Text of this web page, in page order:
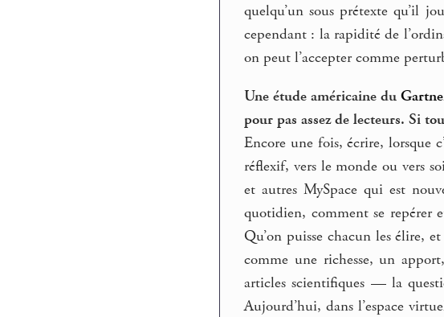
quelqu’un sous prétexte qu’il
cependant : la rapidité de
on peut l’accepter comme
Une étude américaine du
pour pas assez de lecteurs. Si
Encore une fois, écrire, lorsque
réflexif, vers le monde ou vers
et autres MySpace qui est
quotidien, comment se repérer
Qu’on puisse chacun les élire,
comme une richesse, un
articles scientifiques — la
Aujourd’hui, dans l’espace